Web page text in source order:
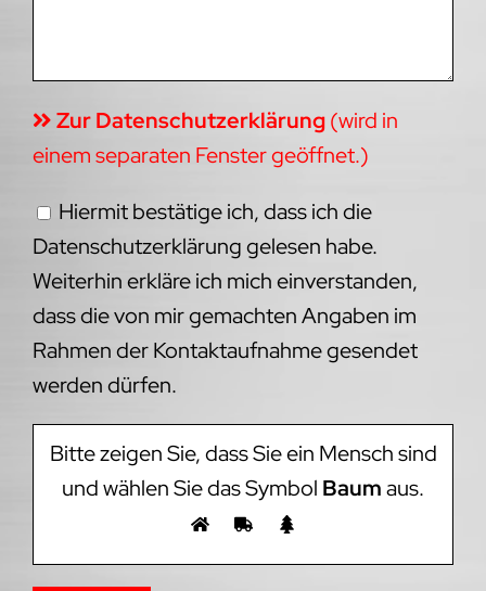
Zur Datenschutzerklärung(wird in
einem separaten Fenster geöffnet.)
Hiermit bestätige ich, dass ich die
Datenschutzerklärung gelesen habe.
Weiterhin erkläre ich mich einverstanden,
dass die von mir gemachten Angaben im
Rahmen der Kontaktaufnahme gesendet
werden dürfen.
Bitte zeigen Sie, dass Sie ein Mensch sind
und wählen Sie das Symbol Baumaus.